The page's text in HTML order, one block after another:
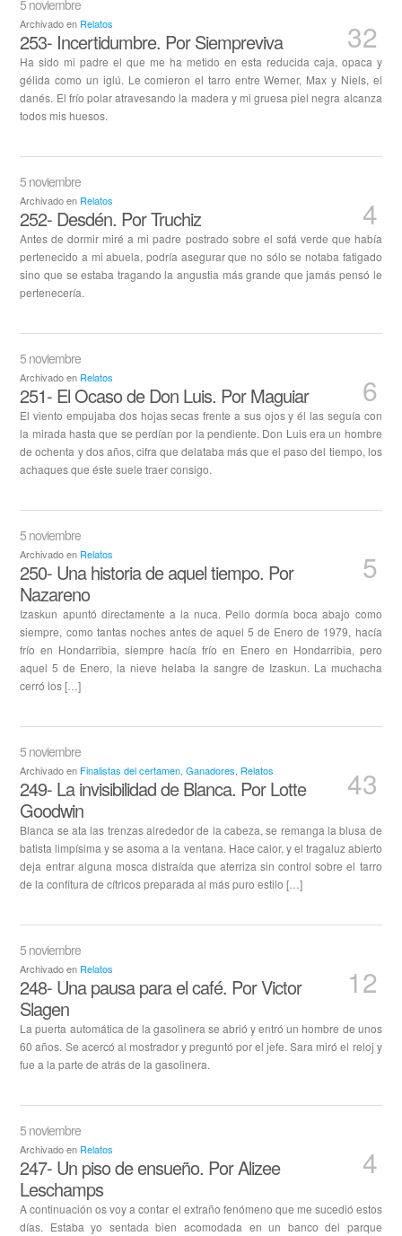
5 noviembre
Archivado en Relatos 32
253- Incertidumbre. Por Siempreviva
Ha sido mi padre el que me ha metido en esta reducida caja, opaca y
gélida como un iglú. Le comieron el tarro entre Werner, Max y Niels, el
danés. El frío polar atravesando la madera y mi gruesa piel negra alcanza
todos mis huesos.
5 noviembre
Archivado en Relatos 4
252- Desdén. Por Truchiz
Antes de dormir miré a mi padre postrado sobre el sofá verde que había
pertenecido a mi abuela, podría asegurar que no sólo se notaba fatigado
sino que se estaba tragando la angustia más grande que jamás pensó le
pertenecería.
5 noviembre
Archivado en Relatos 6
251- El Ocaso de Don Luis. Por Maguiar
El viento empujaba dos hojas secas frente a sus ojos y él las seguía con
la mirada hasta que se perdían por la pendiente. Don Luis era un hombre
de ochenta y dos años, cifra que delataba más que el paso del tiempo, los
achaques que éste suele traer consigo.
5 noviembre
Archivado en Relatos 5
250- Una historia de aquel tiempo. Por
Nazareno
Izaskun apuntó directamente a la nuca. Pello dormía boca abajo como
siempre, como tantas noches antes de aquel 5 de Enero de 1979, hacía
frío en Hondarribia, siempre hacía frío en Enero en Hondarribia, pero
aquel 5 de Enero, la nieve helaba la sangre de Izaskun. La muchacha
cerró los […]
5 noviembre
Archivado en Finalistas del certamen ,Ganadores Relatos 43
249- La invisibilidad de Blanca. Por Lotte
Goodwin
Blanca se ata las trenzas alrededor de la cabeza, se remanga la blusa de
batista limpísima y se asoma a la ventana. Hace calor, y el tragaluz abierto
deja entrar alguna mosca distraída que aterriza sin control sobre el tarro
de la confitura de cítricos preparada al más puro estilo […]
5 noviembre
Archivado en Relatos 12
248- Una pausa para el café. Por Victor
Slagen
La puerta automática de la gasolinera se abrió y entró un hombre de unos
60 años. Se acercó al mostrador y preguntó por el jefe. Sara miró el reloj y
fue a la parte de atrás de la gasolinera.
5 noviembre
Archivado en Relatos 4
247- Un piso de ensueño. Por Alizee
Leschamps
A continuación os voy a contar el extraño fenómeno que me sucedió estos
días. Estaba yo sentada bien acomodada en un banco del parque